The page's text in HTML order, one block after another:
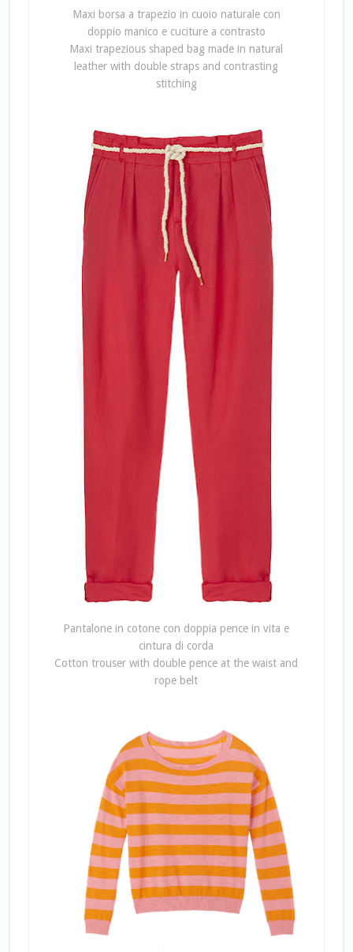
Maxi borsa a trapezio in cuoio naturale con
doppio manico e cuciture a contrasto
Maxi trapezious shaped bag made in natural
leather with double straps and contrasting
stitching
Pantalone in cotone con doppia pence in vita e
cintura di corda
Cotton trouser with double pence at the waist and
rope belt